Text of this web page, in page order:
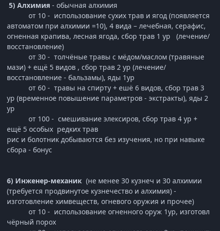
5) Алхимия - обычная алхимия
от 10 - использование сухих трав и ягод (появляется
автоматом при алхимии =10), 4 вида – лечебная, серафис,
огненная крапива, лесная ягода, сбор трав 1 ур (лечение/
восстановление)
от 30 - толчёные травы с мёдом/маслом (травяные
мази) + ещё 5 видов , сбор трав 2 ур (лечение/
восстановление - бальзамы), яды 1ур
от 60 - травы на спирту + ешё 6 видов, сбор трав 3
ур (временное повышение параметров - экстракты), яды 2
ур
от 100 - смешивание элексиров, сбор трав 4 ур +
ещё 5 особых редких трав
рис и болотник добываются без изучения, но при навыке
сбора - бонус
6) Инженер-механик (не менее 30 кузнеч и 30 алхимии
(требуется продвинутое кузнечество и алхимия) -
изготовление химвеществ, огневого оружия и прочее)
от 10 - использование огненного оруж 1ур, изготовл
чёрный порох